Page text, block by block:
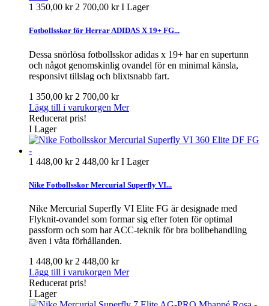
1 350,00 kr 2 700,00 krI Lager
Fotbollsskor för Herrar ADIDAS X 19+ FG...
Dessa snörlösa fotbollsskor adidas x 19+ har en supertunn
och något genomskinlig ovandel för en minimal känsla,
responsivt tillslag och blixtsnabb fart.
1 350,00 kr 2 700,00 kr
Lägg till i varukorgen Mer
Reducerat pris!
I Lager
1 448,00 kr 2 448,00 krI Lager
Nike Fotbollsskor Mercurial Superfly VI...
Nike Mercurial Superfly VI Elite FG är designade med
Flyknit-ovandel som formar sig efter foten för optimal
passform och som har ACC-teknik för bra bollbehandling
även i våta förhållanden.
1 448,00 kr 2 448,00 kr
Lägg till i varukorgen Mer
Reducerat pris!
I Lager